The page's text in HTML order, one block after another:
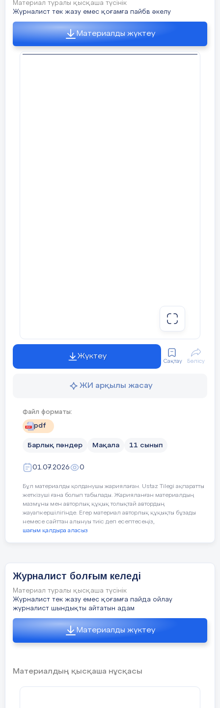
Материал туралы қысқаша түсінік
Журналист тек жазу емес қоғамға пайбв әкелу
Материалды жүктеу
Жүктеу
Сақтау Бөлісу
ЖИ арқылы жасау
Файл форматы:
pdf
Барлық пәндер Мақала 11 сынып
01.07.2026 0
Бұл материалды қолданушы жариялаған. Ustaz Tilegi ақпаратты
жеткізуші ғана болып табылады. Жарияланған материалдың
мазмұны мен авторлық құқық толықтай автордың
жауапкершілігінде. Егер материал авторлық құқықты бұзады
немесе сайттан алынуы тиіс деп есептесеңіз,
шағым қалдыра аласыз
Журналист болғым келеді
Материал туралы қысқаша түсінік
Журналист тек жазу емес қоғамға пайда ойлау
журналист шындықты айтатын адам
Материалды жүктеу
Материалдың қысқаша нұсқасы